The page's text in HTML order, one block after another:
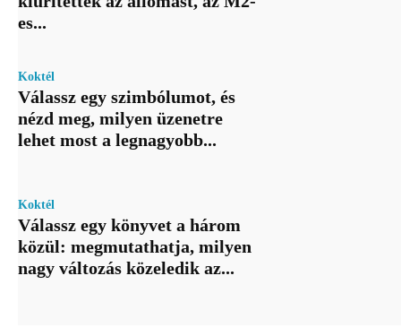
es...
Koktél
Válassz egy szimbólumot, és
nézd meg, milyen üzenetre
lehet most a legnagyobb...
Koktél
Válassz egy könyvet a három
közül: megmutathatja, milyen
nagy változás közeledik az...